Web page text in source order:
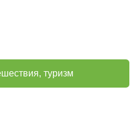
туризм